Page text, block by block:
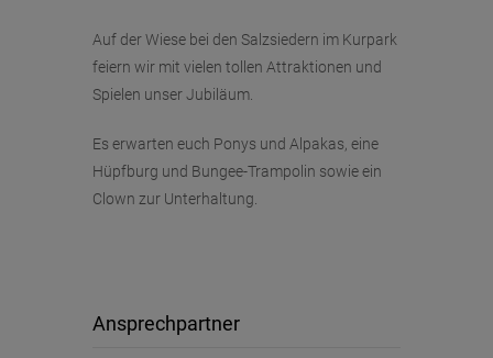
Auf der Wiese bei den Salzsiedern im Kurpark
feiern wir mit vielen tollen Attraktionen und
Spielen unser Jubiläum.
Es erwarten euch Ponys und Alpakas, eine
Hüpfburg und Bungee-Trampolin sowie ein
Clown zur Unterhaltung.
Ansprechpartner